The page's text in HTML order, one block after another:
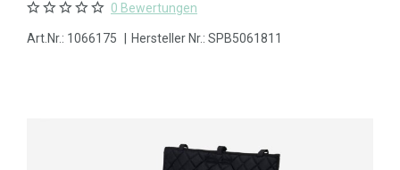
0 Bewertungen
Art.Nr.: 1066175 Hersteller Nr.: SPB5061811